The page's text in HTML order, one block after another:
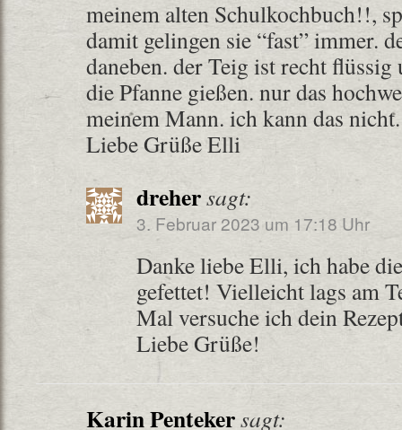
meinem alten Schulkochbuch!!,
damit gelingen sie “fast” immer.
daneben. der Teig ist recht
die Pfanne gießen. nur das
meinem Mann. ich kann das nicht.
Liebe Grüße Elli
drehersagt:
3. Februar 2023 um 17:18 Uhr
Danke liebe Elli, ich habe
gefettet! Vielleicht lags am
Mal versuche ich dein
Liebe Grüße!
Karin Pentekersagt: